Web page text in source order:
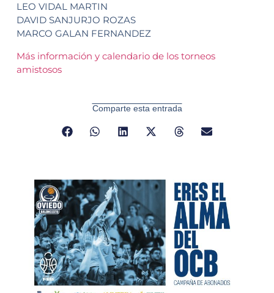
LEO VIDAL MARTIN
DAVID SANJURJO ROZAS
MARCO GALAN FERNANDEZ
Más información y calendario de los torneos
amistosos
Comparte esta entrada